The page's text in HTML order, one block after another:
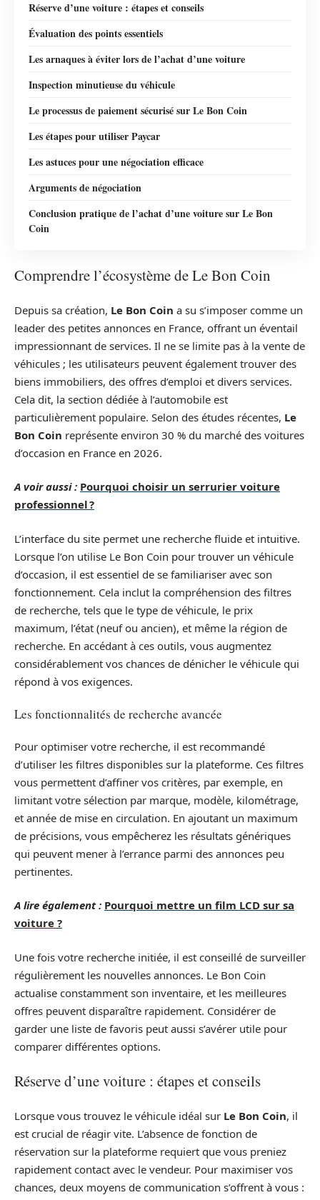
Réserve d’une voiture : étapes et conseils
Évaluation des points essentiels
Les arnaques à éviter lors de l’achat d’une voiture
Inspection minutieuse du véhicule
Le processus de paiement sécurisé sur Le Bon Coin
Les étapes pour utiliser Paycar
Les astuces pour une négociation efficace
Arguments de négociation
Conclusion pratique de l’achat d’une voiture sur Le Bon
Coin
Comprendre l’écosystème de Le Bon Coin
Depuis sa création, Le Bon Coin a su s’imposer comme un
leader des petites annonces en France, offrant un éventail
impressionnant de services. Il ne se limite pas à la vente de
véhicules ; les utilisateurs peuvent également trouver des
biens immobiliers, des offres d’emploi et divers services.
Cela dit, la section dédiée à l’automobile est
particulièrement populaire. Selon des études récentes, Le
Bon Coin représente environ 30 % du marché des voitures
d’occasion en France en 2026.
A voir aussi : Pourquoi choisir un serrurier voiture
professionnel ?
L’interface du site permet une recherche fluide et intuitive.
Lorsque l’on utilise Le Bon Coin pour trouver un véhicule
d’occasion, il est essentiel de se familiariser avec son
fonctionnement. Cela inclut la compréhension des filtres
de recherche, tels que le type de véhicule, le prix
maximum, l’état (neuf ou ancien), et même la région de
recherche. En accédant à ces outils, vous augmentez
considérablement vos chances de dénicher le véhicule qui
répond à vos exigences.
Les fonctionnalités de recherche avancée
Pour optimiser votre recherche, il est recommandé
d’utiliser les filtres disponibles sur la plateforme. Ces filtres
vous permettent d’affiner vos critères, par exemple, en
limitant votre sélection par marque, modèle, kilométrage,
et année de mise en circulation. En ajoutant un maximum
de précisions, vous empêcherez les résultats génériques
qui peuvent mener à l’errance parmi des annonces peu
pertinentes.
A lire également : Pourquoi mettre un film LCD sur sa
voiture ?
Une fois votre recherche initiée, il est conseillé de surveiller
régulièrement les nouvelles annonces. Le Bon Coin
actualise constamment son inventaire, et les meilleures
offres peuvent disparaître rapidement. Considérer de
garder une liste de favoris peut aussi s’avérer utile pour
comparer différentes options.
Réserve d’une voiture : étapes et conseils
Lorsque vous trouvez le véhicule idéal sur Le Bon Coin, il
est crucial de réagir vite. L’absence de fonction de
réservation sur la plateforme requiert que vous preniez
rapidement contact avec le vendeur. Pour maximiser vos
chances, deux moyens de communication s’offrent à vous :